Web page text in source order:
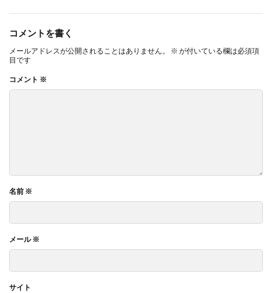
コメントを書く
メールアドレスが公開されることはありません。 ※ が付いている欄は必須項
目です
コメント ※
名前 ※
メール※
サイト